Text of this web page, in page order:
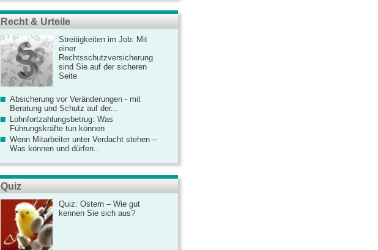
Recht & Urteile
Streitigkeiten im Job: Mit
einer
Rechtsschutzversicherung
sind Sie auf der sicheren
Seite
Absicherung vor Veränderungen - mit
Beratung und Schutz auf der...
Lohnfortzahlungsbetrug: Was
Führungskräfte tun können
Wenn Mitarbeiter unter Verdacht stehen –
Was können und dürfen...
Quiz
Quiz: Ostern – Wie gut
kennen Sie sich aus?